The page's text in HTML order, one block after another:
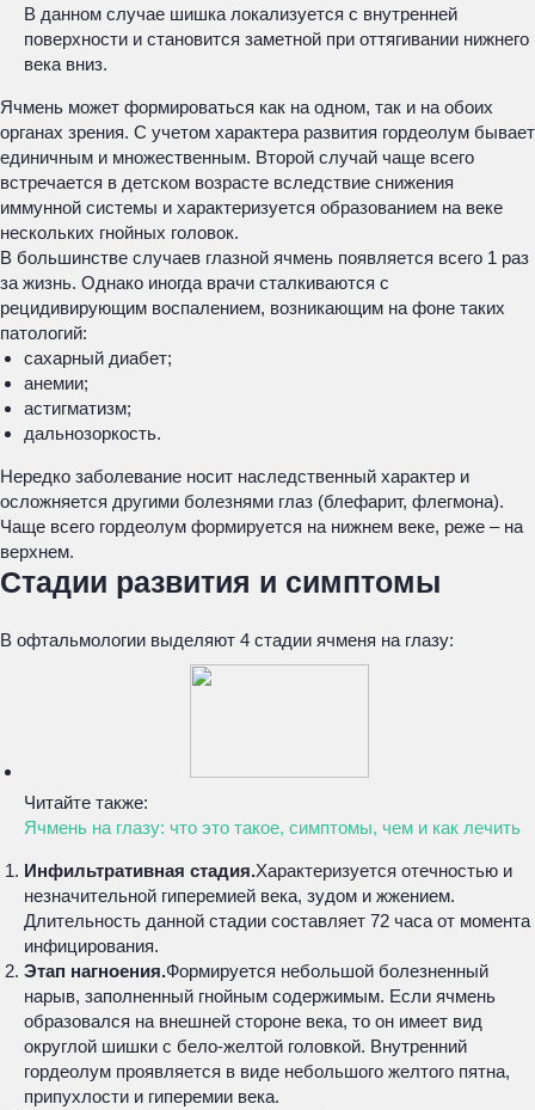
В данном случае шишка локализуется с внутренней
поверхности и становится заметной при оттягивании нижнего
века вниз.
Ячмень может формироваться как на одном, так и на обоих
органах зрения. С учетом характера развития гордеолум бывает
единичным и множественным. Второй случай чаще всего
встречается в детском возрасте вследствие снижения
иммунной системы и характеризуется образованием на веке
нескольких гнойных головок.
В большинстве случаев глазной ячмень появляется всего 1 раз
за жизнь. Однако иногда врачи сталкиваются с
рецидивирующим воспалением, возникающим на фоне таких
патологий:
сахарный диабет;
анемии;
астигматизм;
дальнозоркость.
Нередко заболевание носит наследственный характер и
осложняется другими болезнями глаз (блефарит, флегмона).
Чаще всего гордеолум формируется на нижнем веке, реже – на
верхнем.
Стадии развития и симптомы
В офтальмологии выделяют 4 стадии ячменя на глазу:
Читайте также:
Ячмень на глазу: что это такое, симптомы, чем и как лечить
Инфильтративная стадия.Характеризуется отечностью и
незначительной гиперемией века, зудом и жжением.
Длительность данной стадии составляет 72 часа от момента
инфицирования.
Этап нагноения.Формируется небольшой болезненный
нарыв, заполненный гнойным содержимым. Если ячмень
образовался на внешней стороне века, то он имеет вид
округлой шишки с бело-желтой головкой. Внутренний
гордеолум проявляется в виде небольшого желтого пятна,
припухлости и гиперемии века.